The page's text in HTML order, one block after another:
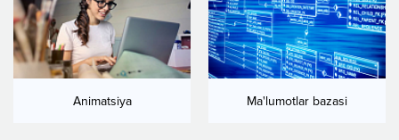
Animatsiya Ma'lumotlar bazasi